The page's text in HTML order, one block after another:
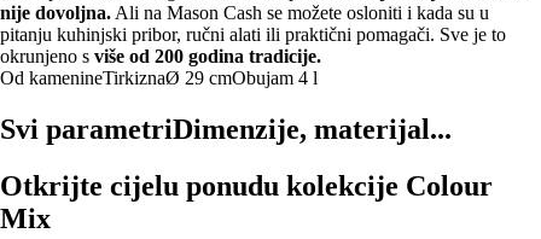
nije dovoljna. Ali na Mason Cash se možete osloniti i kada su u
pitanju kuhinjski pribor, ručni alati ili praktični pomagači. Sve je to
okrunjeno s više od 200 godina tradicije.
Od kamenineTirkiznaØ 29 cmObujam 4 l
Svi parametriDimenzije, materijal...
Otkrijte cijelu ponudu kolekcije Colour
Mix